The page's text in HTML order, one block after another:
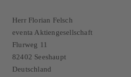
Herr Florian Felsch
eventa Aktiengesellschaft
Flurweg 11
82402 Seeshaupt
Deutschland